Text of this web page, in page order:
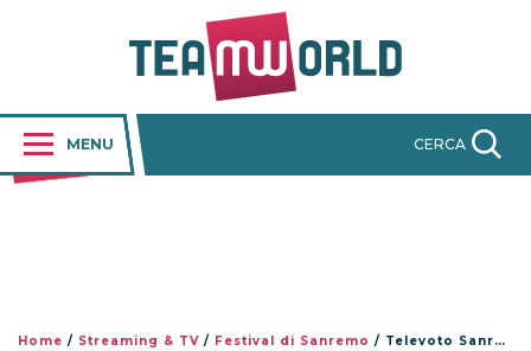
MENU CERCA
Home / Streaming & TV / Festival di Sanremo / Televoto Sanremo 2026: come votare con SMS o da fisso